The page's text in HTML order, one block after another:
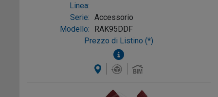
Linea:
Serie: Accessorio
Modello:
RAK95DDF
Prezzo di Listino (*)